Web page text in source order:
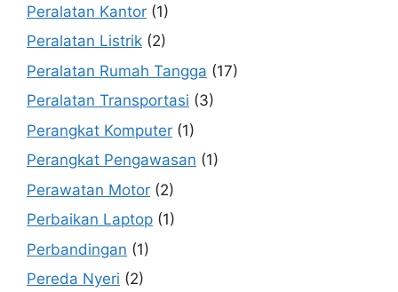
Peralatan Kantor (1)
Peralatan Listrik (2)
Peralatan Rumah Tangga (17)
Peralatan Transportasi (3)
Perangkat Komputer (1)
Perangkat Pengawasan (1)
Perawatan Motor (2)
Perbaikan Laptop (1)
Perbandingan (1)
Pereda Nyeri (2)